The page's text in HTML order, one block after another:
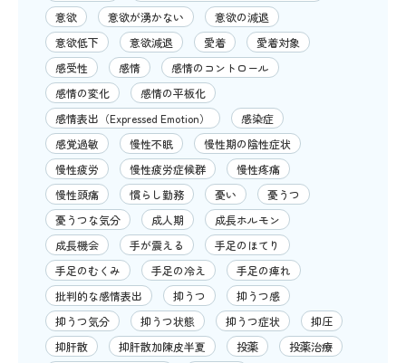
意欲
意欲が湧かない
意欲の減退
意欲低下
意欲減退 愛着
愛着対象
感受性
感情
感情のコントロール
感情の変化
感情の平板化
感情表出（Expressed Emotion）
感染症
感覚過敏
慢性不眠
慢性期の陰性症状
慢性疲労
慢性疲労症候群
慢性疼痛
慢性頭痛
慣らし勤務 憂い
憂うつ
憂うつな気分
成人期
成長ホルモン
成長機会
手が震える
手足のほてり
手足のむくみ
手足の冷え
手足の痺れ
批判的な感情表出
抑うつ
抑うつ感
抑うつ気分
抑うつ状態 抑うつ症状
抑圧
抑肝散
抑肝散加陳皮半夏 投薬
投薬治療